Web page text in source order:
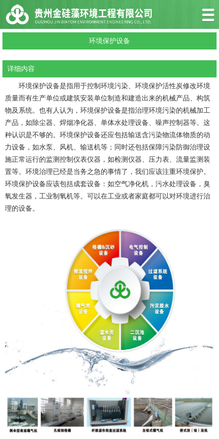
环境保护设备
详细内容
环境保护设备是指用于控制环境污染、环境保护活性炭修改环境
质量而有生产单位或建筑安装单位制造和建造出来的机械产品、构筑
物及系统。也有人认为，环境保护设备是指治理环境污染的机械加工
产品，如除尘器、焊烟净化器、单体水处理设备、噪声控制器等。这
种认识是不够的。环境保护设备还应包括输送含污染物流体物质的动
力设备，如水泵、风机、输送机等；同时还包括保障污染防御治理设
施正常运行的监测控制仪表仪器，如检测仪器、压力表、流量监测装
置等。环境治理已经是当务之急的事情了，我们应该注重环境保护。
环境保护设备应该包括成套设备：如空气净化机，污水处理设备，臭
氧发生器，工业制氧机等。可以在工业或者家庭都可以对环境进行治
理的设备。